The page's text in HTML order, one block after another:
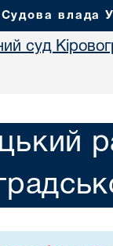
Судова влада
суд